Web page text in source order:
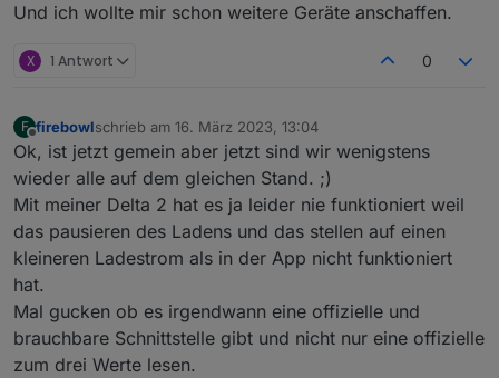
Und ich wollte mir schon weitere Geräte anschaffen.
X 1 Antwort 0
F
Offline
firebowlschrieb am 16. März 2023, 13:04
zuletzt editiert von
Ok, ist jetzt gemein aber jetzt sind wir wenigstens
wieder alle auf dem gleichen Stand. ;)
Mit meiner Delta 2 hat es ja leider nie funktioniert weil
das pausieren des Ladens und das stellen auf einen
kleineren Ladestrom als in der App nicht funktioniert
hat.
Mal gucken ob es irgendwann eine offizielle und
brauchbare Schnittstelle gibt und nicht nur eine offizielle
zum drei Werte lesen.